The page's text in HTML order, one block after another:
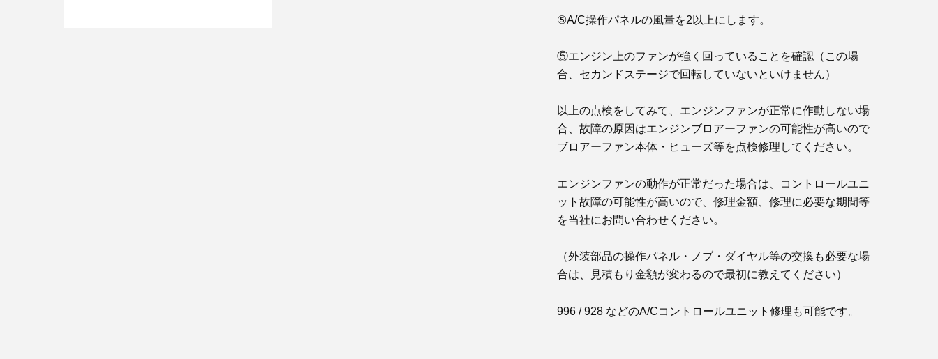
⑤A/C操作パネルの風量を2以上にします。
⑤エンジン上のファンが強く回っていることを確認（この場
合、セカンドステージで回転していないといけません）
以上の点検をしてみて、エンジンファンが正常に作動しない場
合、故障の原因はエンジンブロアーファンの可能性が高いので
ブロアーファン本体・ヒューズ等を点検修理してください。
エンジンファンの動作が正常だった場合は、コントロールユニ
ット故障の可能性が高いので、修理金額、修理に必要な期間等
を当社にお問い合わせください。
（外装部品の操作パネル・ノブ・ダイヤル等の交換も必要な場
合は、見積もり金額が変わるので最初に教えてください）
996 / 928 などのA/Cコントロールユニット修理も可能です。